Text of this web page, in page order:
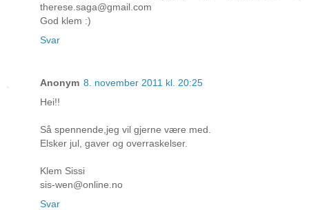
therese.saga@gmail.com
God klem :)
Svar
Anonym 8. november 2011 kl. 20:25
Hei!!
Så spennende,jeg vil gjerne være med.
Elsker jul, gaver og overraskelser.
Klem Sissi
sis-wen@online.no
Svar